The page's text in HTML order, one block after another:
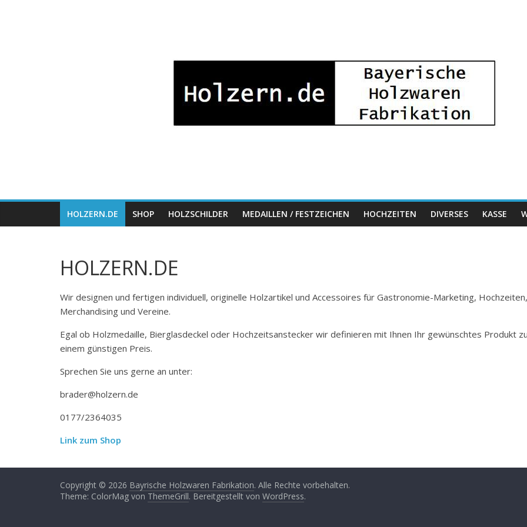
Holzwaren
Fabrikation
HOLZERN.DE SHOP HOLZSCHILDER MEDAILLEN / FESTZEICHEN HOCHZEITEN DIVERSES KASSE
HOLZERN.DE
Wir designen und fertigen individuell, originelle Holzartikel und Accessoires für Gastronomie-Marketing, Hochzeiten,
Merchandising und Vereine.
Egal ob Holzmedaille, Bierglasdeckel oder Hochzeitsanstecker wir definieren mit Ihnen Ihr gewünschtes Produkt
einem günstigen Preis.
Sprechen Sie uns gerne an unter:
brader@holzern.de
0177/2364035
Link zum Shop
Copyright © 2026 Bayrische Holzwaren Fabrikation. Alle Rechte vorbehalten.
Theme: ColorMag von ThemeGrill. Bereitgestellt von WordPress.